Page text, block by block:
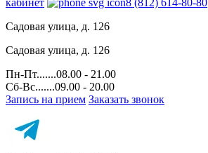
кабинет
8 (812) 614-80-80
Садовая улица, д. 126
Садовая улица, д. 126
Пн-Пт.......08.00 - 21.00
Сб-Вс.......09.00 - 20.00
Запись на прием Заказать звонок